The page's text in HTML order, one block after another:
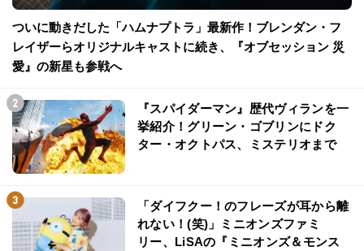
ついに動きだした「ハムナプトラ」最新作！ブレンダン・フ
レイザーらオリジナルキャストに続き、『オブセッション 災
愛』の新星も参戦へ
『スパイダーマン』歴代ヴィランを一
挙紹介！グリーン・ゴブリンにドク
ター・オクトパス、ミステリオまで
「ダイフクー！のフレーズが耳から離
れない！(笑)」ミニオンズファミ
リー、LiSAの『ミニオンズ＆モンス